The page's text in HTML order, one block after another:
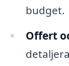
budget.
Offert